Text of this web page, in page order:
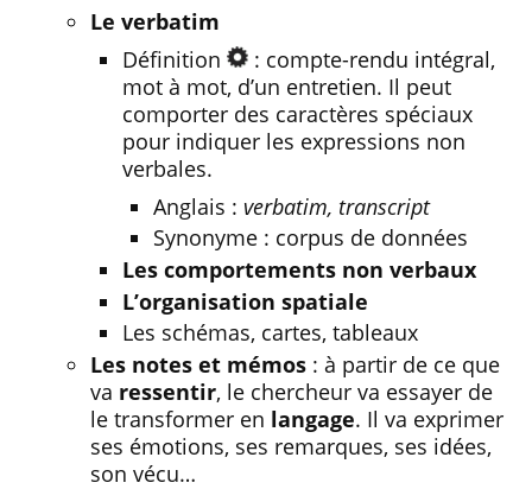
Le verbatim
Définition
: compte-rendu intégral,
mot à mot, d’un entretien. Il peut
comporter des caractères spéciaux
pour indiquer les expressions non
verbales.
Anglais : verbatim, transcript
Synonyme : corpus de données
Les comportements non verbaux
L’organisation spatiale
Les schémas, cartes, tableaux
Les notes et mémos : à partir de ce que
va ressentir, le chercheur va essayer de
le transformer en langage. Il va exprimer
ses émotions, ses remarques, ses idées,
son vécu…